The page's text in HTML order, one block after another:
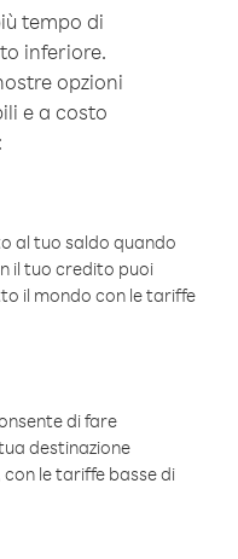
tempo di
inferiore.
opzioni
e a costo
al tuo saldo quando
il tuo credito puoi
il mondo con le tariffe
di fare
destinazione
le tariffe basse di